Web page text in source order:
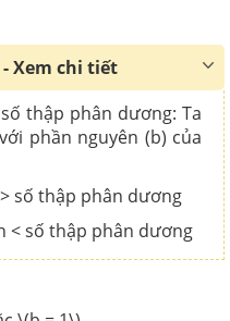
Xem chi tiết
thập phân dương: Ta
phần nguyên (b) của
số thập phân dương
< số thập phân dương